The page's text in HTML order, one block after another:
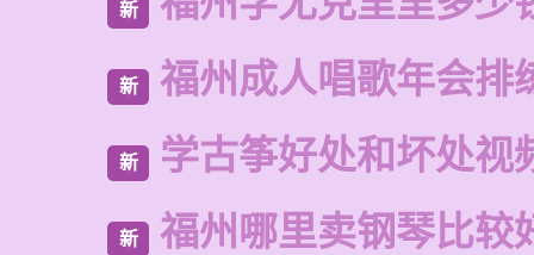
新
新 福州成人唱歌年会排
新 学古筝好处和坏处视
新 福州哪里卖钢琴比较